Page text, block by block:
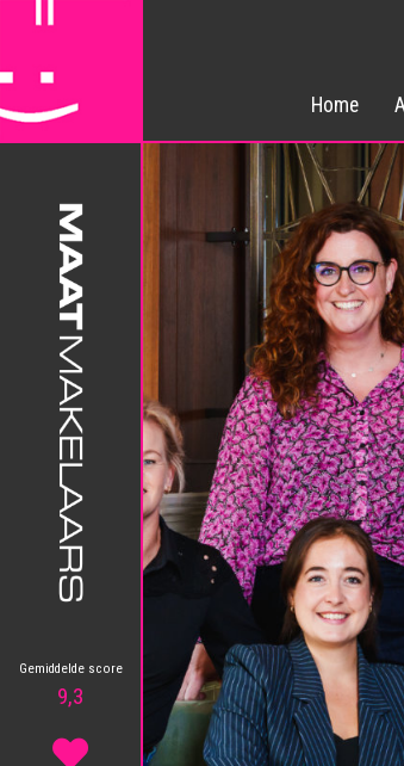
Home
Gemiddelde score
9,3